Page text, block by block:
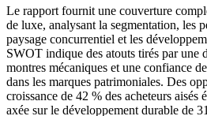
Le rapport fournit une couverture
de luxe, analysant la segmentation, les
paysage concurrentiel et les
SWOT indique des atouts tirés par une
montres mécaniques et une confiance
dans les marques patrimoniales. Des
croissance de 42 % des acheteurs aisés
axée sur le développement durable de